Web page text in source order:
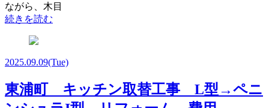
ながら、木目
続きを読む
2025.09.09(Tue)
東浦町 キッチン取替工事 L型→ペニ